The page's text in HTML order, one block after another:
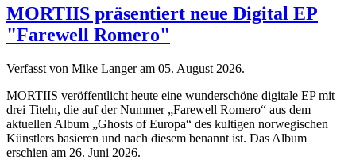
MORTIIS präsentiert neue Digital EP
"Farewell Romero"
Verfasst von Mike Langer am 05. August 2026.
MORTIIS veröffentlicht heute eine wunderschöne digitale EP mit
drei Titeln, die auf der Nummer „Farewell Romero“ aus dem
aktuellen Album „Ghosts of Europa“ des kultigen norwegischen
Künstlers basieren und nach diesem benannt ist. Das Album
erschien am 26. Juni 2026.